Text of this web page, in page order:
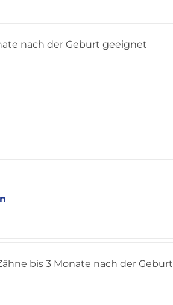
nach der Geburt geeignet
bis 3 Monate nach der Geburt